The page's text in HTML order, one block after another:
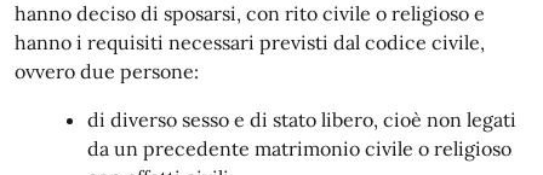
hanno deciso di sposarsi, con rito civile o religioso e
hanno i requisiti necessari previsti dal codice civile,
ovvero due persone:
di diverso sesso e di stato libero, cioè non legati
da un precedente matrimonio civile o religioso